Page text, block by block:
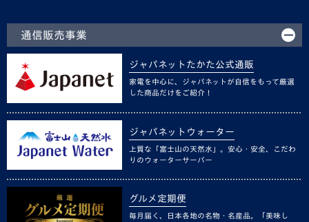
通信販売事業
ジャパネットたかた公式通販
家電を中心に、ジャパネットが自信をもって厳選
した商品だけをご紹介！
ジャパネットウォーター
上質な「富士山の天然水」。安心・安全、こだわ
りのウォーターサーバー
グルメ定期便
毎月届く、日本各地の名物・名産品。「美味し